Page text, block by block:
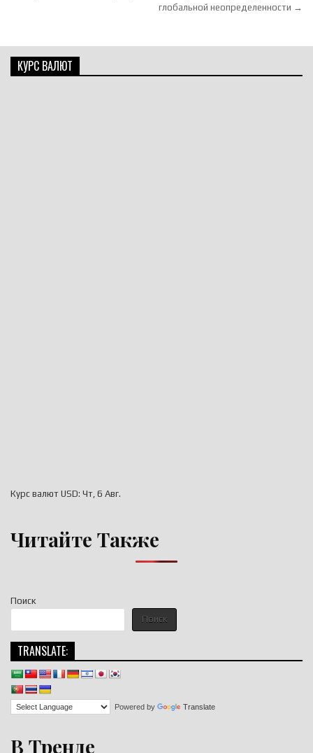
глобальной неопределенности →
Поиск
Поиск
TRANSLATE:
Powered by Translate
В Тренде
КУРС ВАЛЮТ
Курс валют USD: Чт, 6 Авг.
Читайте Также